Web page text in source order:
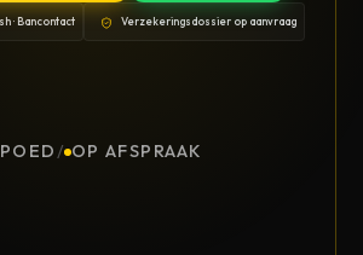
· Bancontact Verzekeringsdossier op aanvraag
/ OP AFSPRAAK